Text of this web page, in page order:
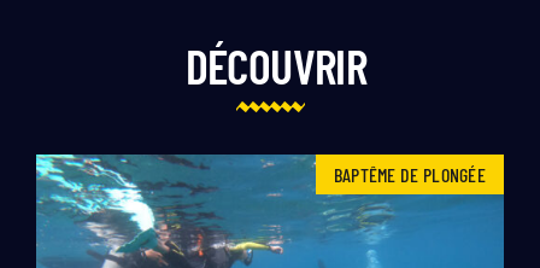
DÉCOUVRIR
BAPTÊME DE PLONGÉE